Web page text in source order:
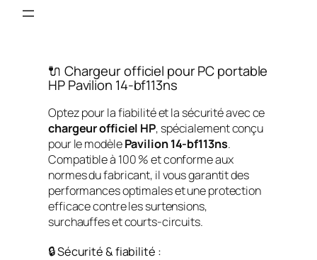
🔌 Chargeur officiel pour PC portable
HP Pavilion 14-bf113ns
Optez pour la fiabilité et la sécurité avec ce
chargeur officiel HP, spécialement conçu
pour le modèlePavilion 14-bf113ns.
Compatible à 100 % et conforme aux
normes du fabricant, il vous garantit des
performances optimales et une protection
efficace contre les surtensions,
surchauffes et courts-circuits.
🔒 Sécurité & fiabilité :